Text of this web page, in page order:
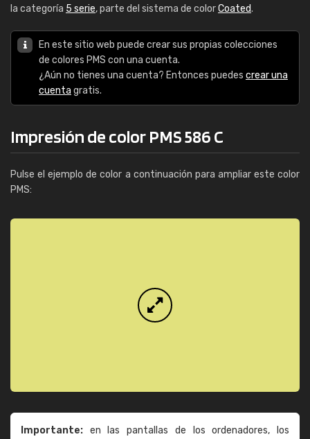
la categoría 5 serie, parte del sistema de colorCoated.
En este sitio web puede crear sus propias colecciones
de colores PMS con una cuenta.
¿Aún no tienes una cuenta? Entonces puedes crear una
cuenta gratis.
Impresión de color PMS 586 C
Pulse el ejemplo de color a continuación para ampliar este color
PMS:
Importante: en las pantallas de los ordenadores, los